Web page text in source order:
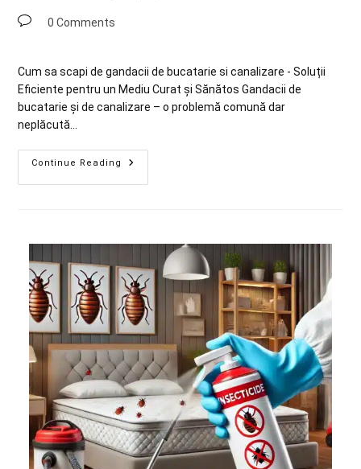
0 Comments
Cum sa scapi de gandacii de bucatarie si canalizare - Soluții
Eficiente pentru un Mediu Curat și Sănătos Gandacii de
bucatarie și de canalizare – o problemă comună dar
neplăcută…
Continue Reading